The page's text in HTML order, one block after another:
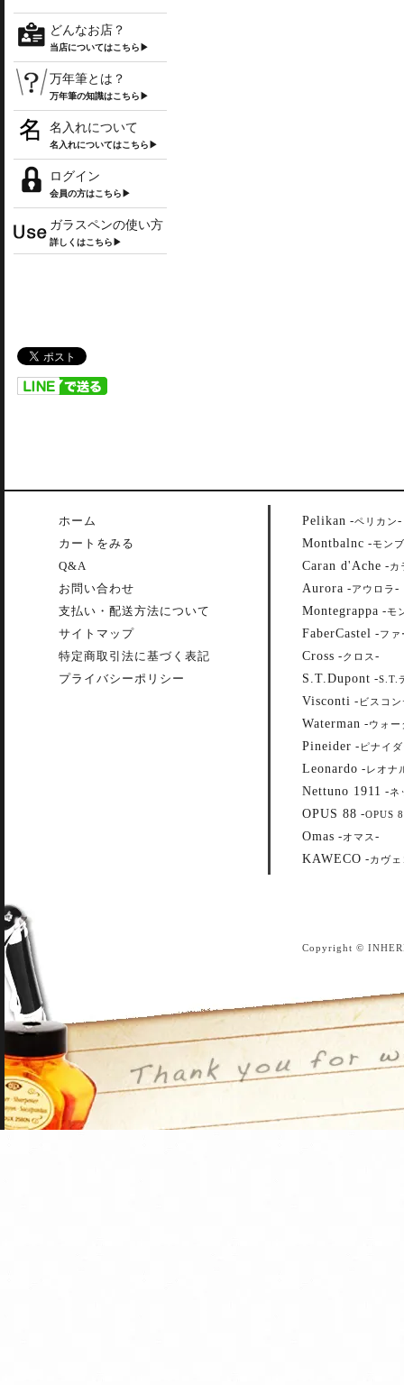
どんなお店？
当店についてはこちら▶
万年筆とは？
万年筆の知識はこちら▶
名入れについて
名入れについてはこちら▶
ログイン
会員の方はこちら▶
ガラスペンの使い方
詳しくはこちら▶
ホーム
カートをみる
Q&A
お問い合わせ
支払い・配送方法について
サイトマップ
特定商取引法に基づく表記
プライバシーポリシー
Pelikan -ペリカン-
Montbalnc -モン
Caran d'Ache -カ
Aurora -アウロラ -
Montegrappa -モ
FaberCastel -ファ
Cross -クロス -
S.T.Dupont -S.T.
Visconti - ビスコ
Waterman -ウォー
Pineider - ピナイ
Leonardo -レオナ
Nettuno 1911 -ネ
OPUS 88 -OPUS
Omas -オマス -
KAWECO -カヴェ
Copyright ©